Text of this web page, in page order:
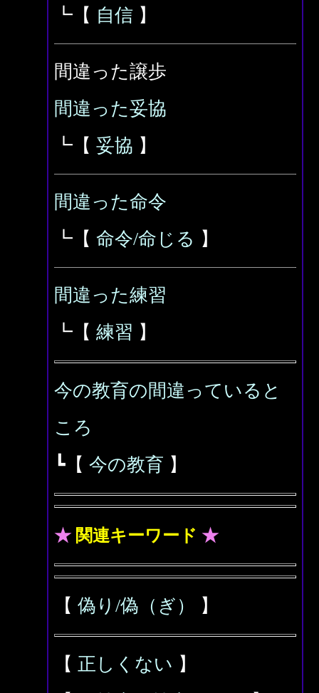
┗【 自信 】
間違った譲歩
間違った妥協
┗【 妥協 】
間違った命令
┗【 命令/命じる 】
間違った練習
┗【 練習 】
今の教育の間違っていると
ころ
┗【 今の教育 】
★ 関連キーワード ★
【 偽り/偽（ぎ） 】
【 正しくない 】